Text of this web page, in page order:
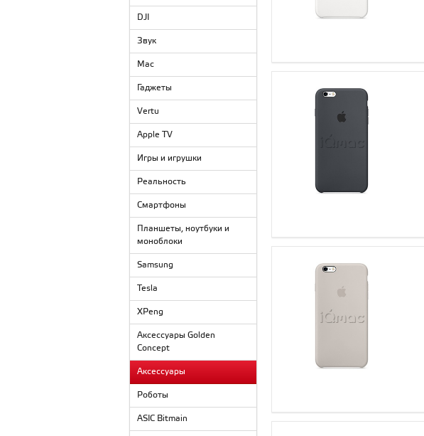
DJI
Звук
Mac
Гаджеты
Vertu
Apple TV
Игры и игрушки
Реальность
Смартфоны
Планшеты, ноутбуки и
моноблоки
Samsung
Tesla
XPeng
Аксессуары Golden
Concept
Аксессуары
Роботы
ASIC Bitmain